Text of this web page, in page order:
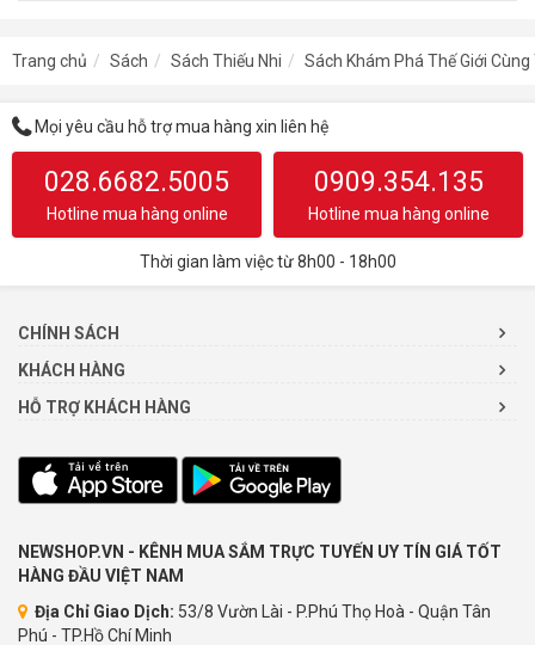
Trang chủ Sách Sách Thiếu Nhi Sách Khám Phá Thế Giới Cùng
Mọi yêu cầu hỗ trợ mua hàng xin liên hệ
028.6682.5005
Hotline mua hàng online
0909.354.135
Hotline mua hàng online
Thời gian làm việc từ 8h00 - 18h00
CHÍNH SÁCH
KHÁCH HÀNG
HỖ TRỢ KHÁCH HÀNG
NEWSHOP.VN - KÊNH MUA SẮM TRỰC TUYẾN UY TÍN GIÁ TỐT
HÀNG ĐẦU VIỆT NAM
Địa Chỉ Giao Dịch: 53/8 Vườn Lài - P.Phú Thọ Hoà - Quận Tân
Phú - TP.Hồ Chí Minh